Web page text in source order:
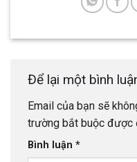
Để lại một bình
Email của bạn sẽ
trường bắt buộc được
Bình luận *